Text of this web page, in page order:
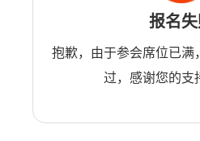
报名
抱歉，由于参会席位已满
过，感谢您的支